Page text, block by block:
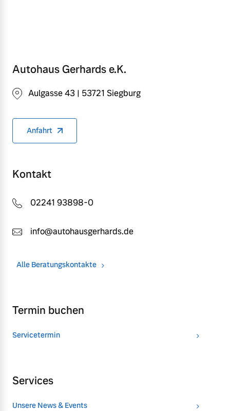
Autohaus Gerhards e.K.
Aulgasse 43 | 53721 Siegburg
Anfahrt
Kontakt
02241 93898-0
info@autohausgerhards.de
Alle Beratungskontakte
Termin buchen
Servicetermin
Services
Unsere News & Events